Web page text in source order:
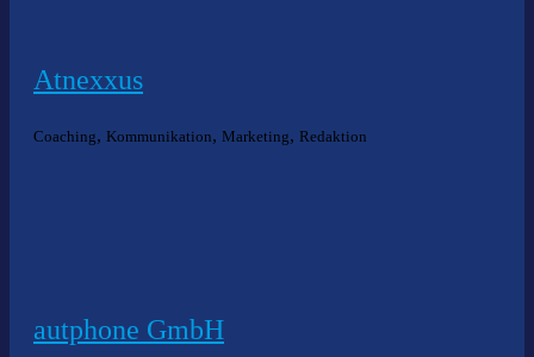
Atnexxus
Coaching, Kommunikation, Marketing, Redaktion
autphone GmbH